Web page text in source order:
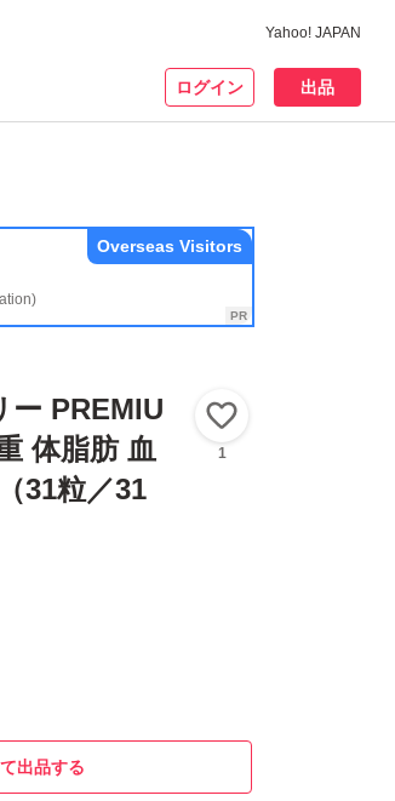
Yahoo! JAPAN
ログイン 出品
Overseas Visitors
ー PREMIU
体脂肪 血
31粒／31
1
出品する